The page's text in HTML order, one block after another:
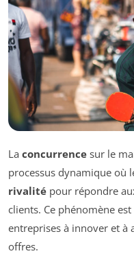
La concurrence sur le
processus dynamique où
rivalité pour répondre
clients. Ce phénomène
entreprises à innover et
offres.